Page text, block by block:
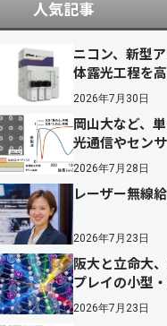
人気記事
ニコン、新型
体露光工程を
2026年7月30日
岡山大など、
光通信やセン
2026年7月28日
レーザー無線
2026年7月23日
阪大と立命大
プレイの小型
2026年7月23日